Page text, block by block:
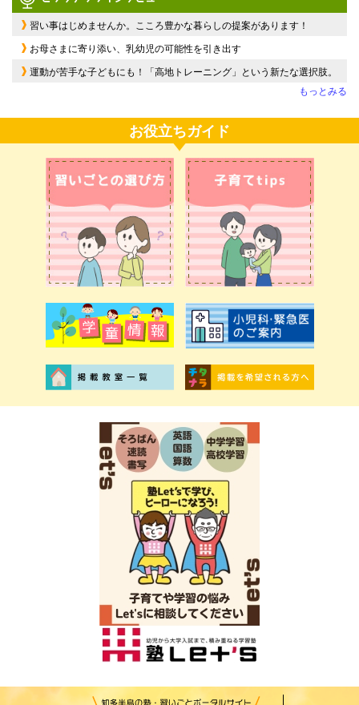
習い事はじめませんか。こころ豊かな暮らしの提案があります！
お母さまに寄り添い、乳幼児の可能性を引き出す
運動が苦手な子どもにも！「高地トレーニング」という新たな選択肢。
もっとみる
お役立ちガイド